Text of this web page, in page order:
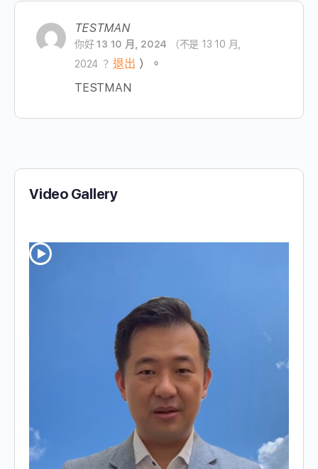
TESTMAN
你好13 10 月, 2024
（不是 13 10 月,
2024 ？退出 ）。
TESTMAN
Video Gallery